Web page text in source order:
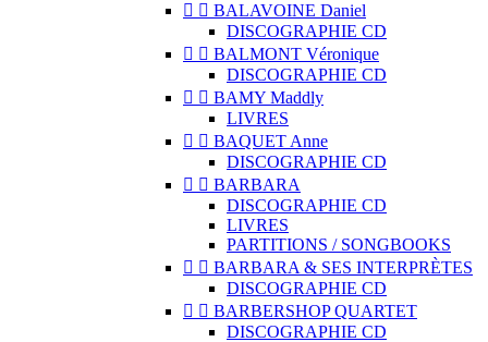
  BALAVOINE Daniel
DISCOGRAPHIE CD
  BALMONT Véronique
DISCOGRAPHIE CD
  BAMY Maddly
LIVRES
  BAQUET Anne
DISCOGRAPHIE CD
  BARBARA
DISCOGRAPHIE CD
LIVRES
PARTITIONS / SONGBOOKS
  BARBARA & SES INTERPRÈTES
DISCOGRAPHIE CD
  BARBERSHOP QUARTET
DISCOGRAPHIE CD